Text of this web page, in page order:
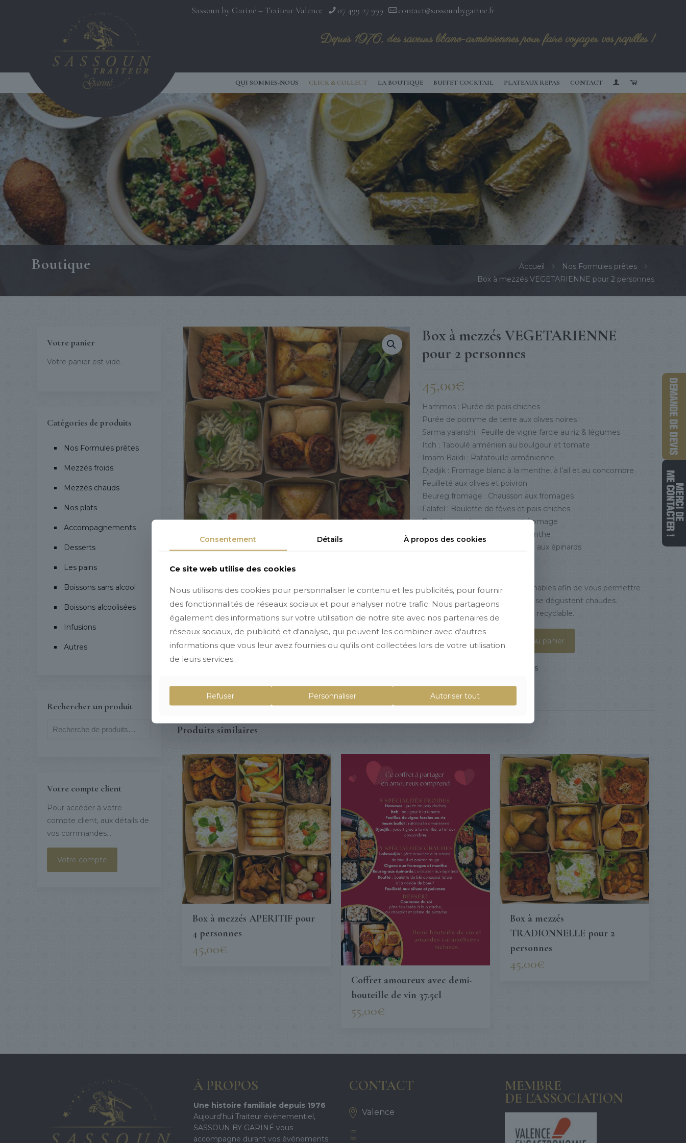
Sassoun by Gariné – Traiteur Valence 07 499 27 999 contact@sassounbygarine.fr
QUI SOMMES-NOUS CLICK & COLLECT LA BOUTIQUE BUFFET COCKTAIL PLATEAUX REPAS CONTACT
Depuis 1976, des saveurs libano-arméniennes pour faire voyager vos papilles !
Boutique Accueil
Nos Formules prêtes
Box à mezzés VEGETARIENNE pour 2 personnes
Box à mezzés VEGETARIENNE
pour 2 personnes
45,00€
Hammos : Purée de pois chiches
Purée de pomme de terre aux olives noires
Sarma yalanshi : Feuille de vigne farcie au riz & légumes
Itch : Taboulé arménien au boulgour et tomate
Imam Baildi : Ratatouille arménienne
Djadjik : Fromage blanc à la menthe, à l’ail et au concombre
Feuilleté aux olives et poivron
Beureg fromage : Chausson aux fromages
Falafel : Boulette de fèves et pois chiches
Brioche aux champignons et fromage
Cigare aux fromages et à la menthe
Beureg aux épinards : chausson aux épinards
Les compartiments sont détachables afin de vous permettre
de réchauffer les spécialités qui se dégustent chaudes.
♻️ L’emballage est entièrement recyclable.
quantité
de
mezzés
VEGETARIENNE
2
Ajouter au panier
Nos Formules prêtes
Produits similaires
Box à mezzés APERITIF pour
4 personnes
45,00€
Coffret amoureux avec demi-
bouteille de vin 37.5cl
55,00€
Box à mezzés
TRADIONNELLE pour 2
personnes
45,00€
Votre panier
Votre panier est vide.
Catégories de produits
Nos Formules prêtes
Mezzés froids
Mezzés chauds
Nos plats
Accompagnements
Desserts
Les pains
Boissons sans alcool
Boissons alcoolisées
Infusions
Autres
Rechercher un produit
Votre compte client
Pour accéder à votre
compte client, aux détails de
vos commandes...
Votre compte
À PROPOS
Une histoire familiale depuis 1976
Aujourd'hui Traiteur évènementiel,
SASSOUN BY GARINÉ vous
accompagne durant vos événements
CONTACT
Valence
MEMBRE
DE L'ASSOCIATION
Consentement Détails À propos des cookies
Ce site web utilise des cookies
Nous utilisons des cookies pour personnaliser le contenu et les publicités, pour fournir
des fonctionnalités de réseaux sociaux et pour analyser notre trafic. Nous partageons
également des informations sur votre utilisation de notre site avec nos partenaires de
réseaux sociaux, de publicité et d'analyse, qui peuvent les combiner avec d'autres
informations que vous leur avez fournies ou qu'ils ont collectées lors de votre utilisation
de leurs services.
Refuser Personnaliser Autoriser tout